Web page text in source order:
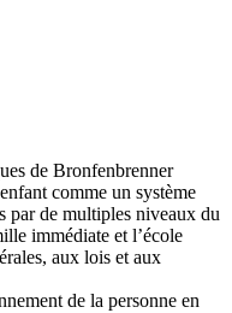
de Bronfenbrenner
comme un système
par de multiples niveaux du
immédiate et l’école
aux lois et aux
de la personne en